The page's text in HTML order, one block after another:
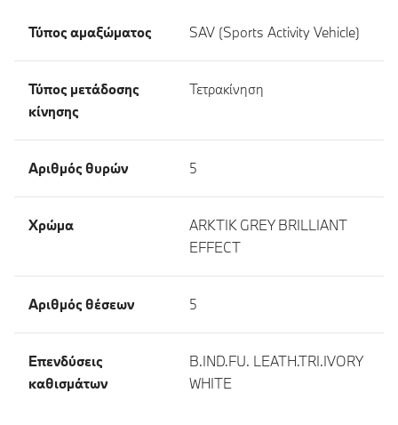
Τύπος αμαξώματος SAV (Sports Activity Vehicle)
Τύπος μετάδοσης
κίνησης
Τετρακίνηση
Αριθμός θυρών 5
Χρώμα
ARKTIK GREY BRILLIANT
EFFECT
Αριθμός θέσεων 5
Επενδύσεις
καθισμάτων
B.IND.FU. LEATH.TRI.IVORY
WHITE